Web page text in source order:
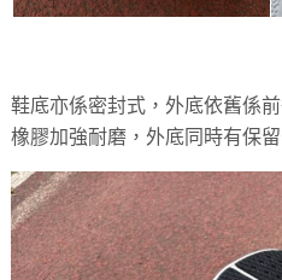
鞋底亦係密封式，外底依舊係
橡膠加強耐磨，外底同時有保